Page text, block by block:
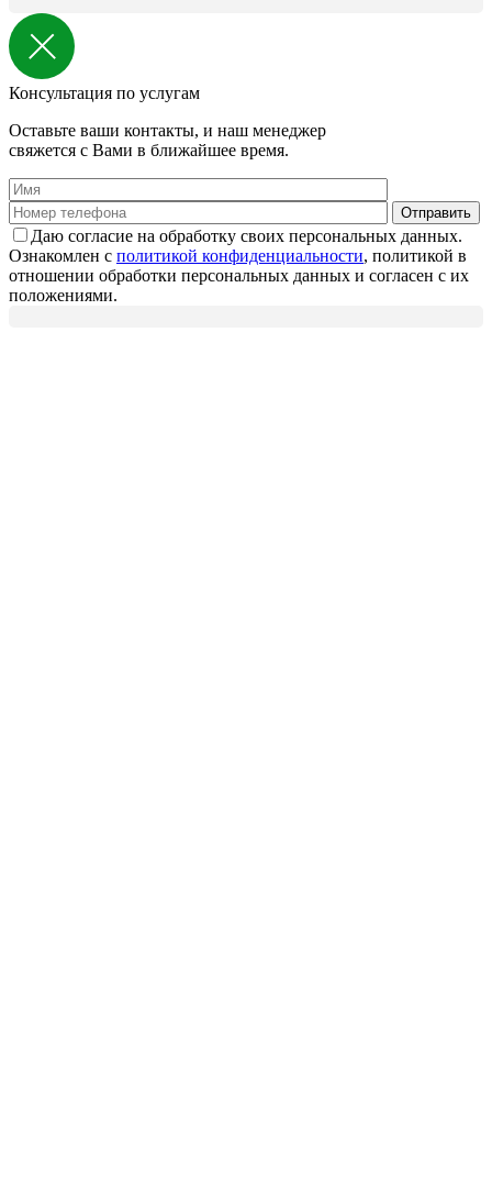
Консультация по услугам
Оставьте ваши контакты, и наш менеджер
свяжется с Вами в ближайшее время.
Даю согласие на обработку своих персональных данных.
Ознакомлен с политикой конфиденциальности, политикой в
отношении обработки персональных данных и согласен с их
положениями.